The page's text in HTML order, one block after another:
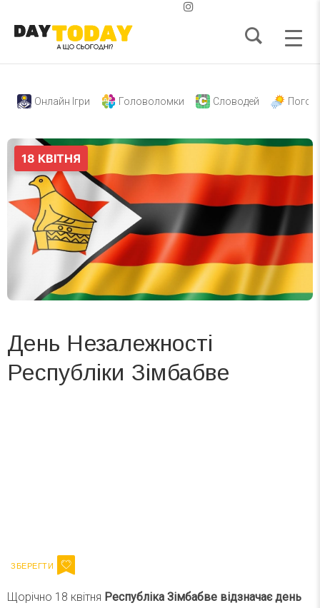
Онлайн Ігри Головоломки Словодей
День Незалежності
Республіки Зімбабве
Щорічно 18 квітня Республіка Зімбабве відзначає день